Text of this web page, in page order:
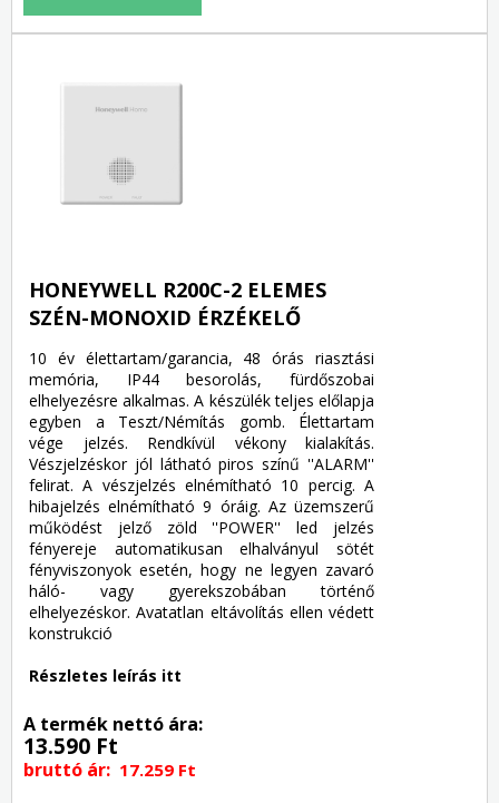
HONEYWELL R200C-2 ELEMES
SZÉN-MONOXID ÉRZÉKELŐ
10 év élettartam/garancia, 48 órás riasztási
memória, IP44 besorolás, fürdőszobai
elhelyezésre alkalmas. A készülék teljes előlapja
egyben a Teszt/Némítás gomb. Élettartam
vége jelzés. Rendkívül vékony kialakítás.
Vészjelzéskor jól látható piros színű ''ALARM''
felirat. A vészjelzés elnémítható 10 percig. A
hibajelzés elnémítható 9 óráig. Az üzemszerű
működést jelző zöld ''POWER'' led jelzés
fényereje automatikusan elhalványul sötét
fényviszonyok esetén, hogy ne legyen zavaró
háló- vagy gyerekszobában történő
elhelyezéskor. Avatatlan eltávolítás ellen védett
konstrukció
Részletes leírás itt
A termék nettó ára:
13.590 Ft
bruttó ár: 17.259 Ft